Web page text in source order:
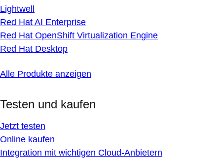
Lightwell
Red Hat AI Enterprise
Red Hat OpenShift Virtualization Engine
Red Hat Desktop
Alle Produkte anzeigen
Testen und kaufen
Jetzt testen
Online kaufen
Integration mit wichtigen Cloud-Anbietern